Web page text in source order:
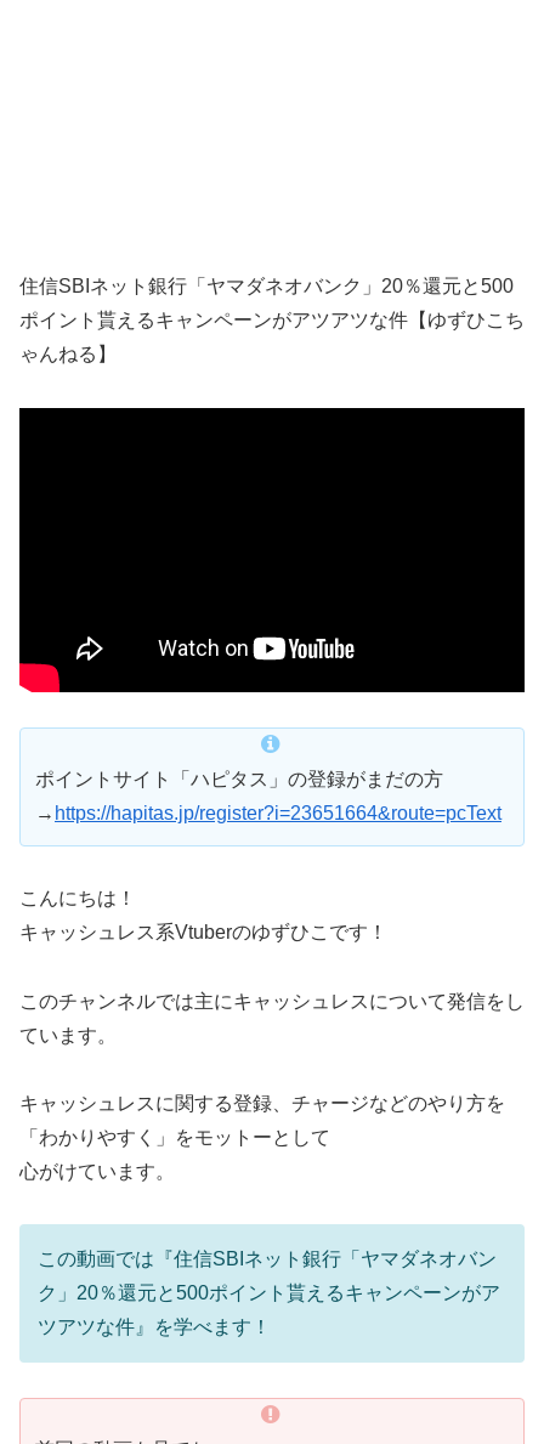
住信SBIネット銀行「ヤマダネオバンク」20％還元と500
ポイント貰えるキャンペーンがアツアツな件【ゆずひこち
ゃんねる】
ポイントサイト「ハピタス」の登録がまだの方
→ https://hapitas.jp/register?i=23651664&route=pcText
こんにちは！
キャッシュレス系Vtuberのゆずひこです！
このチャンネルでは主にキャッシュレスについて発信をし
ています。
キャッシュレスに関する登録、チャージなどのやり方を
「わかりやすく」をモットーとして
心がけています。
この動画では『住信SBIネット銀行「ヤマダネオバン
ク」20％還元と500ポイント貰えるキャンペーンがア
ツアツな件』を学べます！